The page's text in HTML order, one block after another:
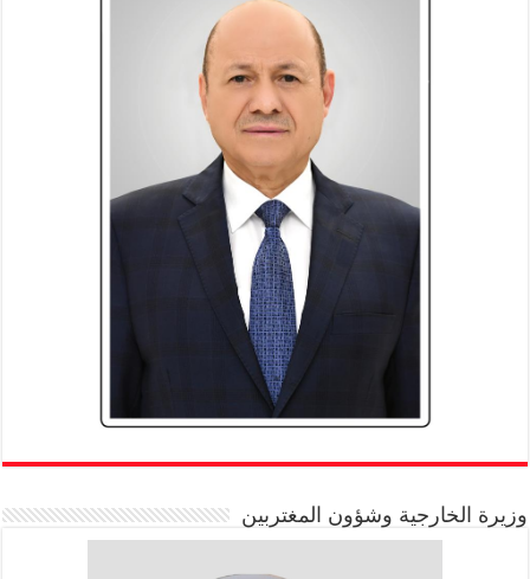
وزيرة الخارجية وشؤون المغتربين